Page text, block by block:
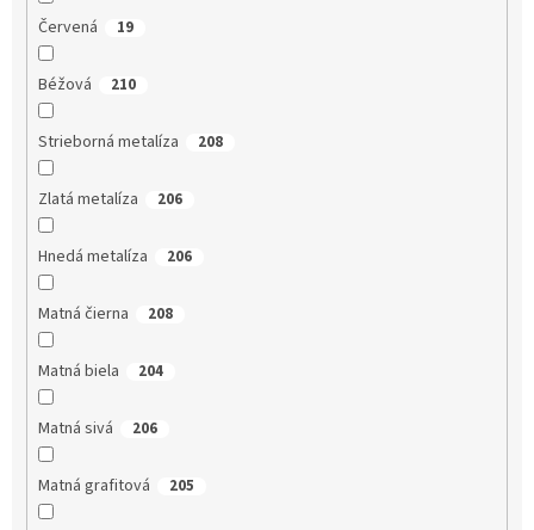
Červená 19
Béžová 210
Strieborná metalíza 208
Zlatá metalíza 206
Hnedá metalíza 206
Matná čierna 208
Matná biela 204
Matná sivá 206
Matná grafitová 205